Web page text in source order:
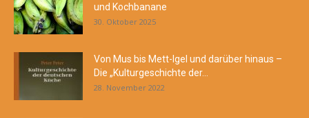
und Kochbanane
30. Oktober 2025
Von Mus bis Mett-Igel und darüber hinaus –
Die „Kulturgeschichte der...
28. November 2022